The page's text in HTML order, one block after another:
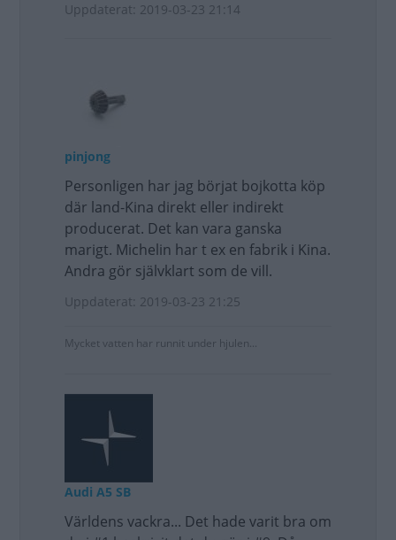
Uppdaterat: 2019-03-23 21:14
pinjong
Personligen har jag börjat bojkotta köp
där land-Kina direkt eller indirekt
producerat. Det kan vara ganska
marigt. Michelin har t ex en fabrik i Kina.
Andra gör självklart som de vill.
Uppdaterat: 2019-03-23 21:25
Mycket vatten har runnit under hjulen...
Audi A5 SB
Världens vackra... Det hade varit bra om